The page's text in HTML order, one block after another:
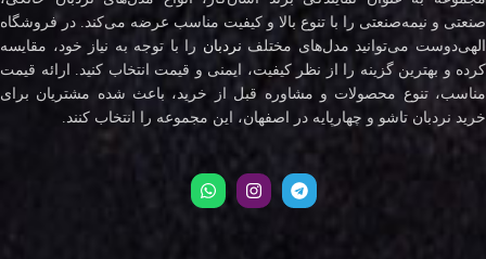
صنعتی و نیمه‌صنعتی را با تنوع بالا و کیفیت مناسب عرضه می‌کند. در فروشگاه
الهی‌دوست می‌توانید مدل‌های مختلف نردبان را با توجه به نیاز خود، مقایسه
کرده و بهترین گزینه را از نظر کیفیت، ایمنی و قیمت انتخاب کنید. ارائه قیمت
مناسب، تنوع محصولات و مشاوره قبل از خرید، باعث شده مشتریان برای
خرید نردبان تاشو و چهارپایه در اصفهان، این مجموعه را انتخاب کنند.